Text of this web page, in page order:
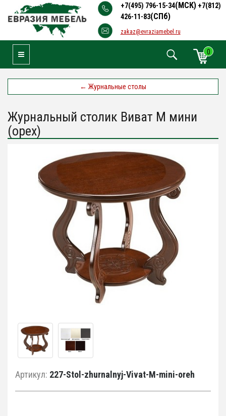
+7(495) 796-15-34(МСК) +7(812)
426-11-83(СПб)
zakaz@evraziamebel.ru
0
Toggle Navigation
← Журнальные столы
Журнальный столик Виват М мини
(орех)
Артикул: 227-Stol-zhurnalnyj-Vivat-M-mini-oreh